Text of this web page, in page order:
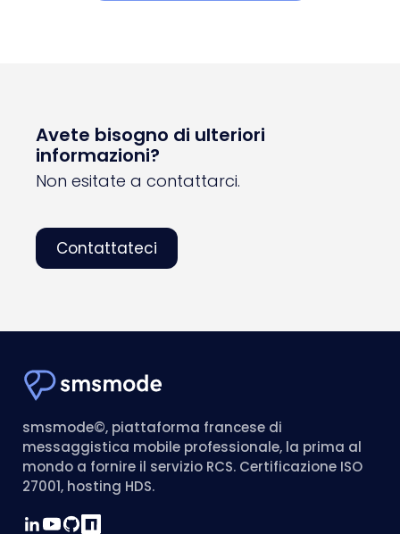
Avete bisogno di ulteriori
informazioni?
Non esitate a contattarci.
Contattateci
smsmode©, piattaforma francese di
messaggistica mobile professionale, la prima al
mondo a fornire il servizio RCS. Certificazione ISO
27001, hosting HDS.